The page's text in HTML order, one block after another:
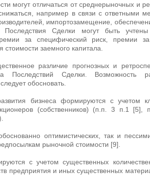
могут отличаться от среднерыночных и
например в связи с ответными
импортозамещение,
Последствия Сделки могут быть
за специфический риск, премии
стоимости заемного капитала.
различие прогнозных и
Последствий Сделки. Возможность
обосновать.
бизнеса формируются с учетом
(собственников) (п.п. 3 п.1 [5],
оптимистических, так и
рыночной стоимости [9].
с учетом существенных
предприятия и иных существенных